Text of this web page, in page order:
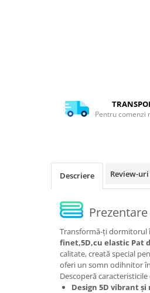
Pentru comenzi
Descriere Review-uri
Transformă-ți dormitorul
finet,5D,cu elastic Pat
calitate, creată special
oferi un somn odihnitor
Descoperă
Design 5D vibrant și